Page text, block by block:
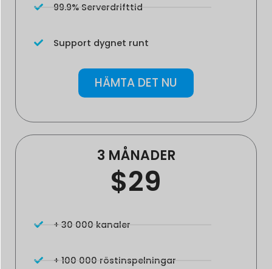
99.9% Serverdrifttid
Support dygnet runt
HÄMTA DET NU
3 MÅNADER
$29
+ 30 000 kanaler
+ 100 000 röstinspelningar